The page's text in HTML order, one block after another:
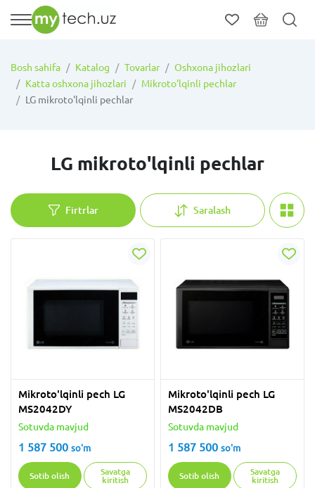
Bosh sahifa Katalog Tovarlar
Oshxona jihozlari
Katta oshxona jihozlari
Mikroto'lqinli pechlar
LG mikroto'lqinli pechlar
LG mikroto'lqinli pechlar
Firtrlar Saralash
Mikroto'lqinli pech LG
MS2042DY
Sotuvda mavjud
1 587 500 so'm
Sotib olish
Savatga
kiritish
Mikroto'lqinli pech LG
MS2042DB
Sotuvda mavjud
1 587 500 so'm
Sotib olish
Savatga
kiritish